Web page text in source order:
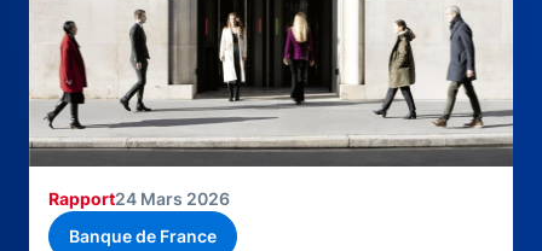
Rapport24 Mars 2026
Banque de France